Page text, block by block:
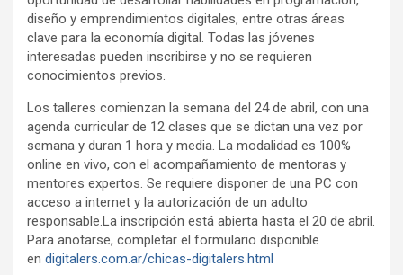
diseño y emprendimientos digitales, entre otras áreas
clave para la economía digital. Todas las jóvenes
interesadas pueden inscribirse y no se requieren
conocimientos previos.
Los talleres comienzan la semana del 24 de abril, con una
agenda curricular de 12 clases que se dictan una vez por
semana y duran 1 hora y media. La modalidad es 100%
online en vivo, con el acompañamiento de mentoras y
mentores expertos. Se requiere disponer de una PC con
acceso a internet y la autorización de un adulto
responsable.La inscripción está abierta hasta el 20 de abril.
Para anotarse, completar el formulario disponible
en digitalers.com.ar/chicas-digitalers.html